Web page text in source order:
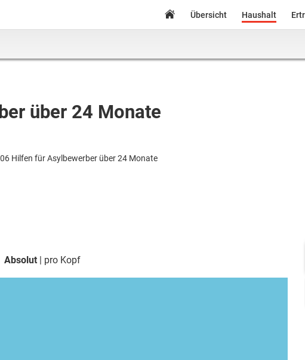
Übersicht Haushalt
über 24 Monate
Hilfen für Asylbewerber über 24 Monate
Absolut pro Kopf